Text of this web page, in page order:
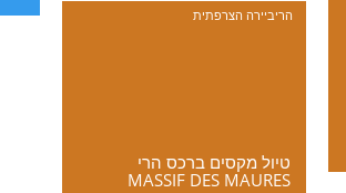
הריביירה הצרפתית
טיול מקסים ברכס הרי
MASSIF DES MAURES